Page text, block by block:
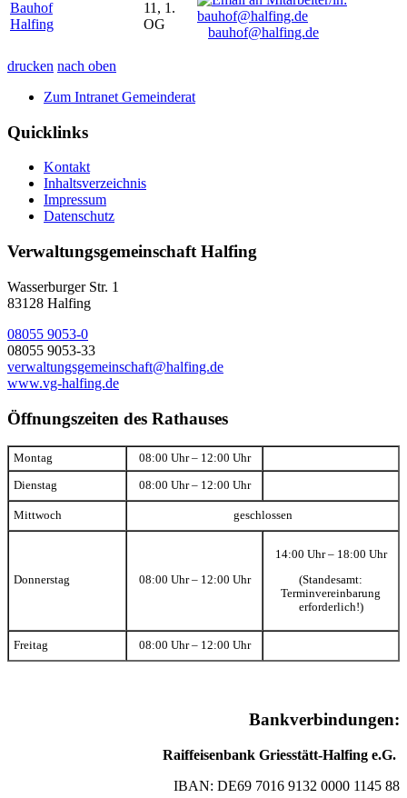
Bauhof
Halfing
11, 1.
OG
bauhof@halfing.de
drucken nach oben
Zum Intranet Gemeinderat
Quicklinks
Kontakt
Inhaltsverzeichnis
Impressum
Datenschutz
Verwaltungsgemeinschaft Halfing
Wasserburger Str. 1
83128 Halfing
08055 9053-0
08055 9053-33
verwaltungsgemeinschaft@halfing.de
www.vg-halfing.de
Öffnungszeiten des Rathauses
Montag 08:00 Uhr – 12:00 Uhr
Dienstag 08:00 Uhr – 12:00 Uhr
Mittwoch geschlossen
Donnerstag 08:00 Uhr – 12:00 Uhr
14:00 Uhr – 18:00 Uhr
(Standesamt:
Terminvereinbarung
erforderlich!)
Freitag 08:00 Uhr – 12:00 Uhr
Bankverbindungen:
Raiffeisenbank Griesstätt-Halfing e.G.
IBAN: DE69 7016 9132 0000 1145 88